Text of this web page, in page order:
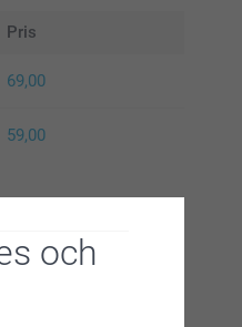
och
Pris
69,00
59,00